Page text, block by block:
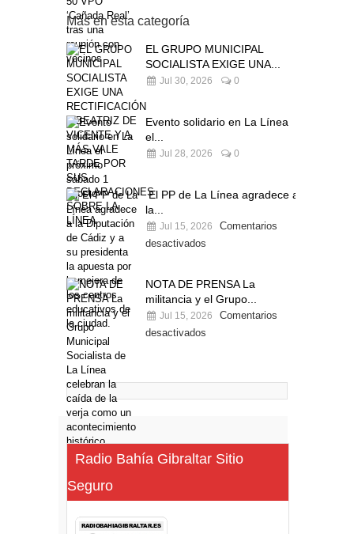
Más en esta categoría
EL GRUPO MUNICIPAL
SOCIALISTA EXIGE UNA...
Jul 30, 2026 0
Evento solidario en La Línea
el...
Jul 28, 2026 0
El PP de La Línea agradece a
la...
Jul 15, 2026
Comentarios
desactivados
NOTA DE PRENSA La
militancia y el Grupo...
Jul 15, 2026
Comentarios
desactivados
Radio Bahía Gibraltar Sitio
Seguro